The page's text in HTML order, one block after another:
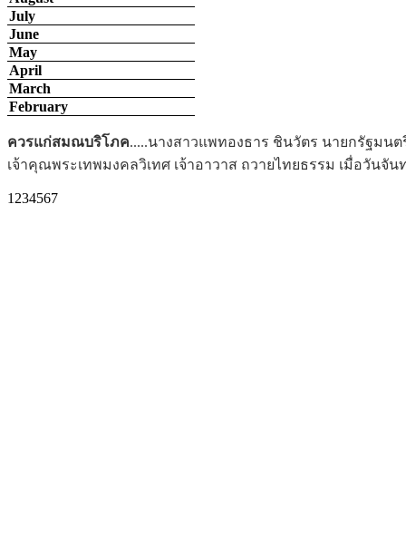
July
June
May
April
March
February
อวยพร..... คณะสงฆ์นำโดย ท่านเจ้าคุณพระราชวัชรวิเทศ เจริ
ไทย และคณะ ในโอกาสที่เดินทางมาเยี่ยมวัดไทยและชุมชนไท
1 234567